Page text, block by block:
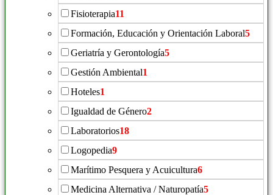
Fisioterapia11
Formación, Educación y Orientación Laboral5
Geriatría y Gerontología5
Gestión Ambiental1
Hoteles1
Igualdad de Género2
Laboratorios18
Logopedia9
Marítimo Pesquera y Acuicultura6
Medicina Alternativa / Naturopatía5